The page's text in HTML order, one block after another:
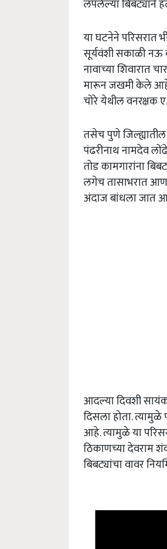
लपलेल्या बिबट्याने
या घटनेने परिसरात
सूर्यवंशी सकाळी नऊ
नावाच्या शिवारात
मारून जखमी केले आहे.
चोरे येथील वनरक्षक
तसेच पुणे
पंढरीनाथ नामदेव
तोड कामगारांना
लगेच तासाभरात
अंदाज बांधला जात
आदल्या दिवशी
दिसला होता.
आहे. त्यामुळे या
ठिकाणच्या देवराम
बिबट्यांचा वावर